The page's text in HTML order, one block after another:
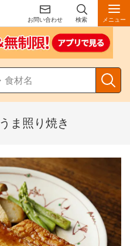
お問い合わせ 検索 メニュー
ま照り焼き